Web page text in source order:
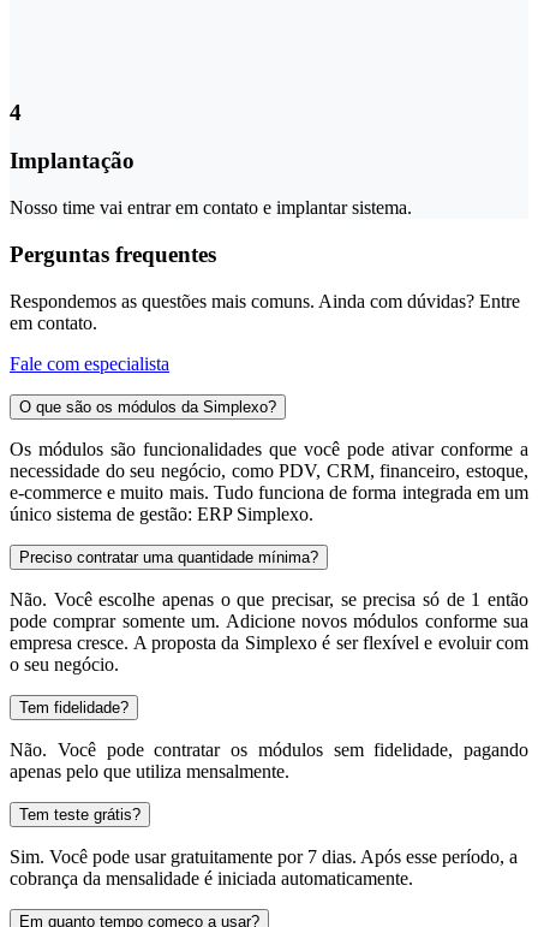
4
Implantação
Nosso time vai entrar em contato e implantar sistema.
Perguntas frequentes
Respondemos as questões mais comuns. Ainda com dúvidas? Entre
em contato.
Fale com especialista
O que são os módulos da Simplexo?
Os módulos são funcionalidades que você pode ativar conforme a
necessidade do seu negócio, como PDV, CRM, financeiro, estoque,
e-commerce e muito mais. Tudo funciona de forma integrada em um
único sistema de gestão: ERP Simplexo.
Preciso contratar uma quantidade mínima?
Não. Você escolhe apenas o que precisar, se precisa só de 1 então
pode comprar somente um. Adicione novos módulos conforme sua
empresa cresce. A proposta da Simplexo é ser flexível e evoluir com
o seu negócio.
Tem fidelidade?
Não. Você pode contratar os módulos sem fidelidade, pagando
apenas pelo que utiliza mensalmente.
Tem teste grátis?
Sim. Você pode usar gratuitamente por 7 dias. Após esse período, a
cobrança da mensalidade é iniciada automaticamente.
Em quanto tempo começo a usar?